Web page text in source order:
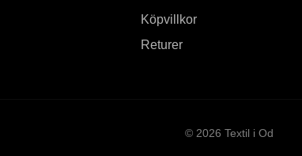
Köpvillkor
Returer
© 2026 Textil i Od